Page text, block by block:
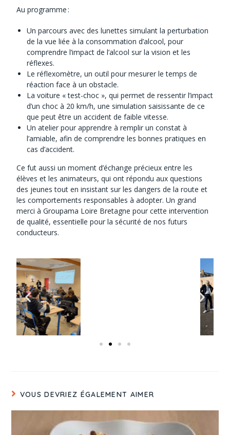
Au programme :
Un parcours avec des lunettes simulant la perturbation
de la vue liée à la consommation d’alcool, pour
comprendre l’impact de l’alcool sur la vision et les
réflexes.
Le réflexomètre, un outil pour mesurer le temps de
réaction face à un obstacle.
La voiture « test-choc », qui permet de ressentir l’impact
d’un choc à 20 km/h, une simulation saisissante de ce
que peut être un accident de faible vitesse.
Un atelier pour apprendre à remplir un constat à
l’amiable, afin de comprendre les bonnes pratiques en
cas d’accident.
Ce fut aussi un moment d’échange précieux entre les
élèves et les animateurs, qui ont répondu aux questions
des jeunes tout en insistant sur les dangers de la route et
les comportements responsables à adopter. Un grand
merci à Groupama Loire Bretagne pour cette intervention
de qualité, essentielle pour la sécurité de nos futurs
conducteurs.
VOUS DEVRIEZ ÉGALEMENT AIMER